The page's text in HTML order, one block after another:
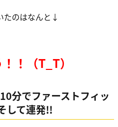
たのはなんと↓
！（T_T）
分でファーストフィッ
して連発!!